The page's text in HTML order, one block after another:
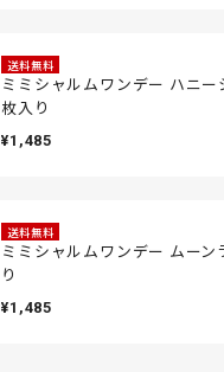
送料無料
ミミシャルムワンデー ハニー
枚入り
¥1,485
送料無料
ミミシャルムワンデー ムーン
り
¥1,485